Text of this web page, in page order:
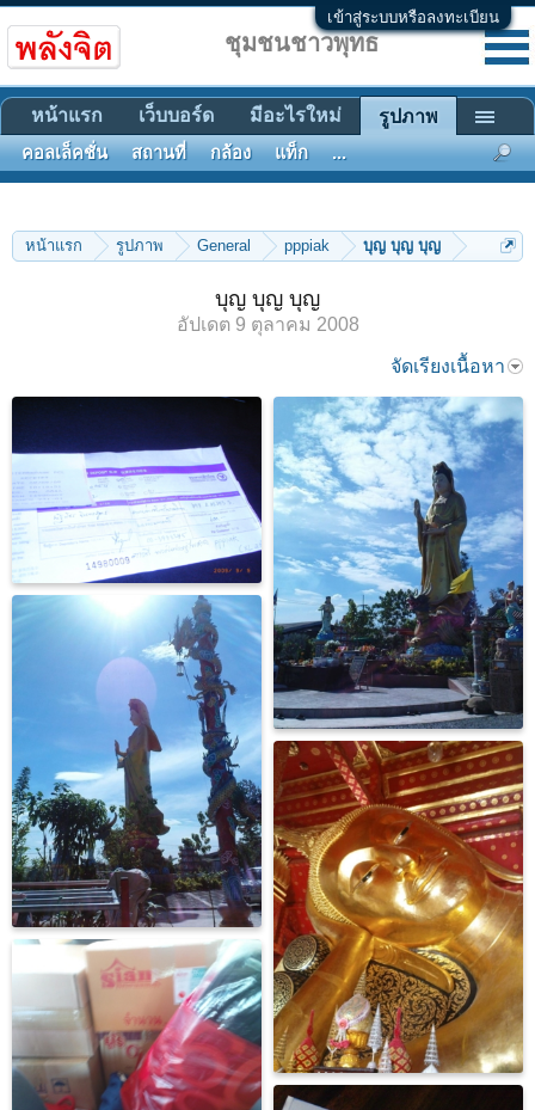
เข้าสู่ระบบหรือลงทะเบียน
หน้าแรก รูปภาพ General pppiak บุญ บุญ บุญ
บุญ บุญ บุญ
อัปเดต 9 ตุลาคม 2008
จัดเรียงเนื้อหา
ชุมชนชาวพุทธ
หน้าแรก เว็บบอร์ด มีอะไรใหม่ รูปภาพ
คอลเล็คชั่น สถานที่ กล้อง แท็ก ...